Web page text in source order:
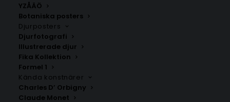
YZÅÄÖ
Botaniska posters
Djurposters
Djurfotografi
Illustrerade djur
Fika Kollektion
Formel 1
Kända konstnärer
Charles D’ Orbigny
Claude Monet
Poster med bokstaven L i
LEGO stil
Fr.149.00kr